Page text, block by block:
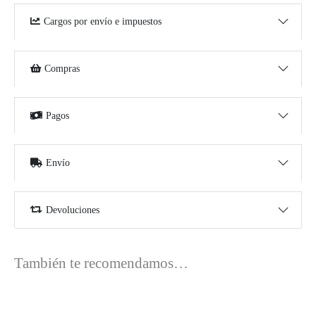
Cargos por envío e impuestos
Compras
Pagos
Envío
Devoluciones
También te recomendamos…